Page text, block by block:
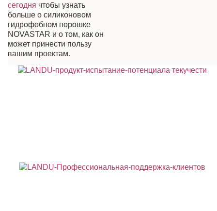
сегодня чтобы узнать
больше о силиконовом
гидрофобном порошке
NOVASTAR и о том, как он
может принести пользу
вашим проектам.